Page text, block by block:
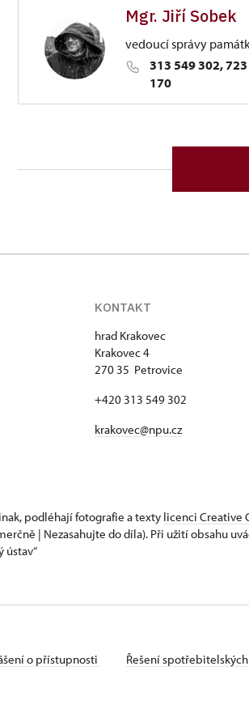
Mgr. Jiří Sobek
vedoucí správy
313 549 302,
170
4/, Krakovec 4 27035
rozhovorů, recenzí knih v
KONTAKT
hrad Krakovec
Krakovec 4
270 35 Petrovice
+420 313 549 302
krakovec@npu.cz
podléhají fotografie a texty licenci Creative
| Nezasahujte do díla). Při užití obsahu
ústav“
o přístupnosti Řešení